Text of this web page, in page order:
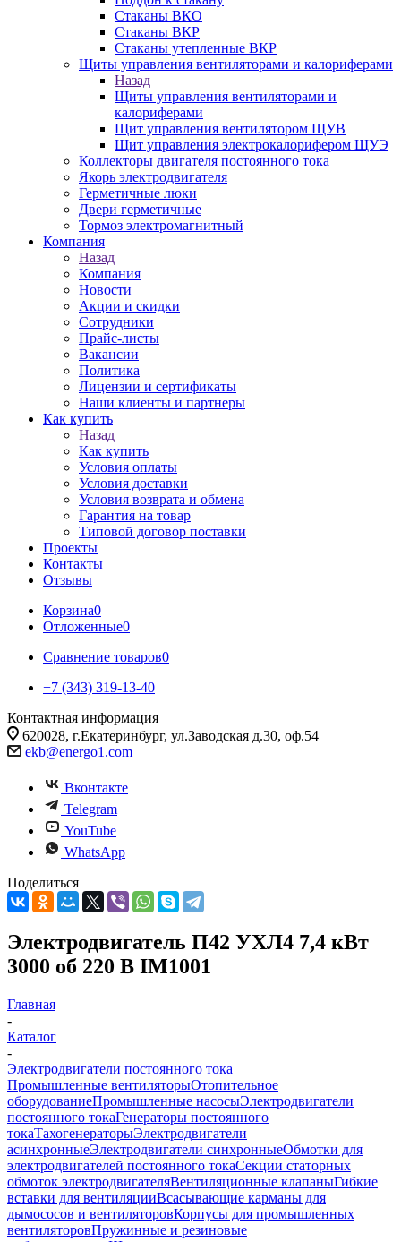
Стаканы ВКО
Стаканы ВКР
Стаканы утепленные ВКР
Щиты управления вентиляторами и калориферами
Назад
Щиты управления вентиляторами и
калориферами
Щит управления вентилятором ЩУВ
Щит управления электрокалорифером ЩУЭ
Коллекторы двигателя постоянного тока
Якорь электродвигателя
Герметичные люки
Двери герметичные
Тормоз электромагнитный
Компания
Назад
Компания
Новости
Акции и скидки
Сотрудники
Прайс-листы
Вакансии
Политика
Лицензии и сертификаты
Наши клиенты и партнеры
Как купить
Назад
Как купить
Условия оплаты
Условия доставки
Условия возврата и обмена
Гарантия на товар
Типовой договор поставки
Проекты
Контакты
Отзывы
Корзина0
Отложенные0
Сравнение товаров0
+7 (343) 319-13-40
Контактная информация
620028, г.Екатеринбург, ул.Заводская д.30, оф.54
ekb@energo1.com
Вконтакте
Telegram
YouTube
WhatsApp
Поделиться
Электродвигатель П42 УХЛ4 7,4 кВт
3000 об 220 В IM1001
Главная
-
Каталог
-
Электродвигатели постоянного тока
Промышленные вентиляторыОтопительное
оборудованиеПромышленные насосыЭлектродвигатели
постоянного токаГенераторы постоянного
токаТахогенераторыЭлектродвигатели
асинхронныеЭлектродвигатели синхронныеОбмотки для
электродвигателей постоянного токаСекции статорных
обмоток электродвигателяВентиляционные клапаныГибкие
вставки для вентиляцииВсасывающие карманы для
дымососов и вентиляторовКорпусы для промышленных
вентиляторовПружинные и резиновые